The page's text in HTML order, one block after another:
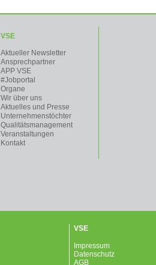
VSE
Aktueller Newsletter
Ansprechpartner
APP VSE
#Jobportal
Organe
Wir über uns
Aktuelles und Presse
Unternehmenstöchter
Qualitätsmanagement
Veranstaltungen
Kontakt
VSE
Impressum
Datenschutz
AGB